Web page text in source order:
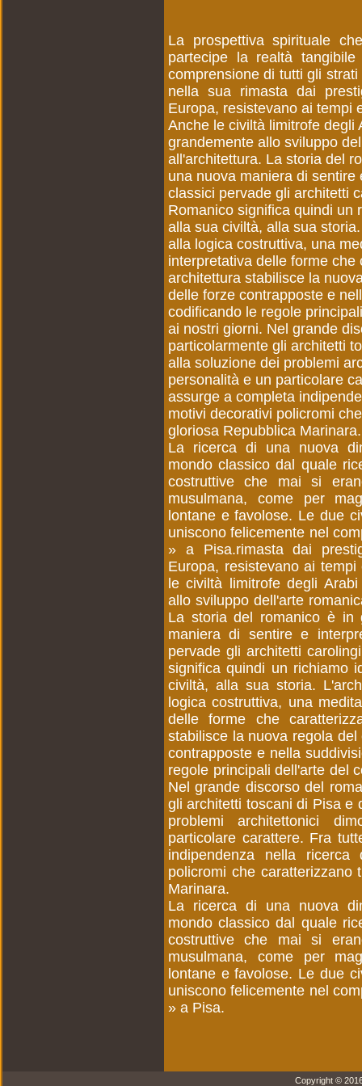
La prospettiva spirituale
partecipe la realtà
comprensione di tutti gli
nella sua rimasta dai
Europa, resistevano ai tempi
Anche le civiltà limitrofe degli
grandemente allo sviluppo
all'architettura. La storia del
una nuova maniera di
classici pervade gli architetti
Romanico significa quindi un
alla sua civiltà, alla sua
alla logica costruttiva, una
interpretativa delle forme
architettura stabilisce la
delle forze contrapposte e
codificando le regole
ai nostri giorni. Nel grande
particolarmente gli architetti
alla soluzione dei problemi
personalità e un particolare
assurge a completa
motivi decorativi policromi
gloriosa Repubblica Marinara.
La ricerca di una nuova
mondo classico dal quale
costruttive che mai si
musulmana, come per
lontane e favolose. Le due
uniscono felicemente nel
» a Pisa.rimasta dai
Europa, resistevano ai
le civiltà limitrofe degli
allo sviluppo dell'arte
La storia del romanico è in
maniera di sentire e
pervade gli architetti
significa quindi un richiamo
civiltà, alla sua storia.
logica costruttiva, una
delle forme che
stabilisce la nuova regola
contrapposte e nella
regole principali dell'arte del
Nel grande discorso del
gli architetti toscani di Pisa e
problemi architettonici
particolare carattere. Fra
indipendenza nella
policromi che caratterizzano
Marinara.
La ricerca di una nuova
mondo classico dal quale
costruttive che mai si
musulmana, come per
lontane e favolose. Le due
uniscono felicemente nel
» a Pisa.
Copyright ©